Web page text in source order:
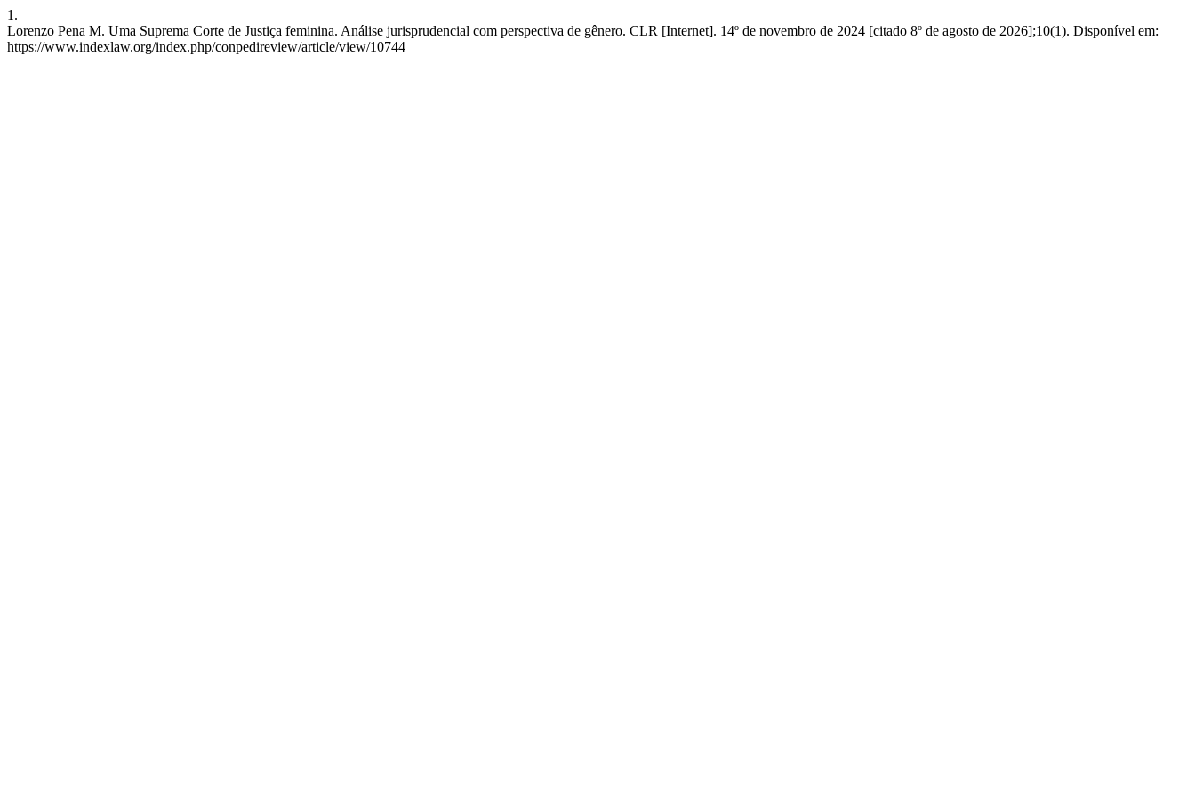
1.
Lorenzo Pena M. Uma Suprema Corte de Justiça feminina. Análise jurisprudencial com perspectiva de gênero. CLR [Internet]. 14º de novembro de 2024 [citado 8º de agosto de 2026];10(1). Disponível em:
https://www.indexlaw.org/index.php/conpedireview/article/view/10744